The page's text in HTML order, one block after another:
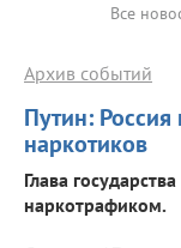
Все
Путин: Россия
наркотиков
Архив событий
Глава
наркотрафиком.